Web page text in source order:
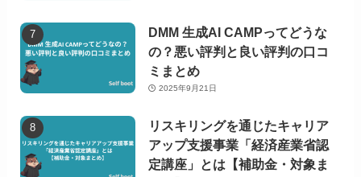
DMM 生成AI CAMPってどうな
の？悪い評判と良い評判の口コ
ミまとめ
2025年9月21日
リスキリングを通じたキャリア
アップ支援事業「経済産業省認
定講座」とは【補助金・対象ま